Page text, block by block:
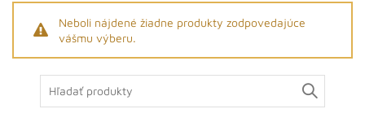
Neboli nájdené žiadne produkty zodpovedajúce
vášmu výberu.